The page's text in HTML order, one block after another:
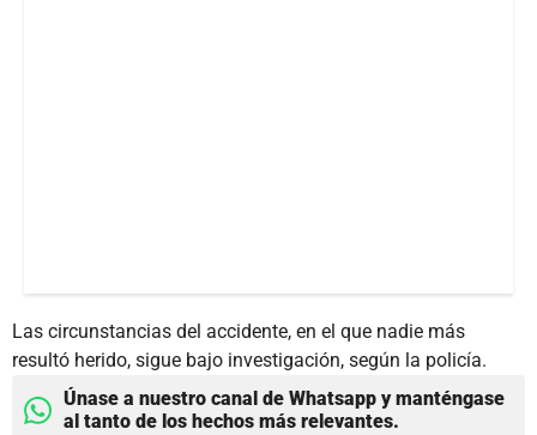
Las circunstancias del accidente, en el que nadie más
resultó herido, sigue bajo investigación, según la policía.
Únase a nuestro canal de Whatsapp y manténgase
al tanto de los hechos más relevantes.